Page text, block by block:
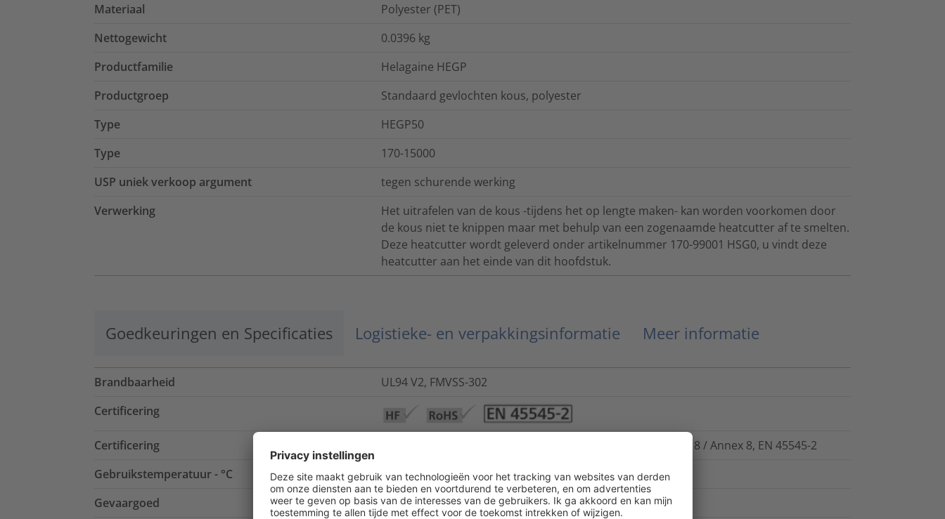
Materiaal
Polyester (PET)
Nettogewicht
0.0396 kg
Productfamilie
Helagaine HEGP
Productgroep
Standaard gevlochten kous, polyester
Type
HEGP50
Type
170-15000
USP uniek verkoop argument
tegen schurende werking
Verwerking
Het uitrafelen van de kous -tijdens het op lengte maken- kan worden voorkomen door
de kous niet te knippen maar met behulp van een zogenaamde heatcutter af te smelten.
Deze heatcutter wordt geleverd onder artikelnummer 170-99001 HSG0, u vindt deze
heatcutter aan het einde van dit hoofdstuk.
Goedkeuringen en Specificaties Logistieke- en verpakkingsinformatie Meer informatie
Brandbaarheid
UL94 V2, FMVSS-302
Certificering
Certificering
ECE R-118-03 Abschnitt 6 / Annex 6, ECE R-118-03 Abschnitt 8 / Annex 8, EN 45545-2
Gebruikstemperatuur - °C
-50 °C tot +150 °C
Gevaargoed
nee